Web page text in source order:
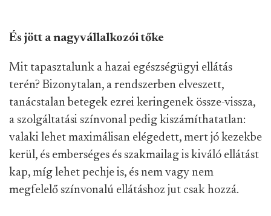
És jött a nagyvállalkozói tőke
Mit tapasztalunk a hazai egészségügyi ellátás
terén? Bizonytalan, a rendszerben elveszett,
tanácstalan betegek ezrei keringenek össze-vissza,
a szolgáltatási színvonal pedig kiszámíthatatlan:
valaki lehet maximálisan elégedett, mert jó kezekbe
kerül, és emberséges és szakmailag is kiváló ellátást
kap, míg lehet pechje is, és nem vagy nem
megfelelő színvonalú ellátáshoz jut csak hozzá.